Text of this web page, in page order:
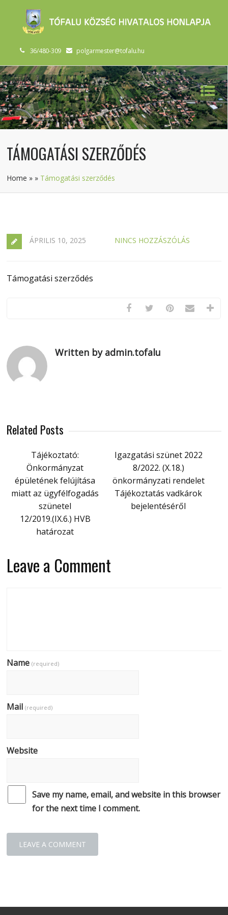
36/480-309 polgarmester@tofalu.hu
TÁMOGATÁSI SZERZŐDÉS
Home » » Támogatási szerződés
ÁPRILIS 10, 2025 NINCS HOZZÁSZÓLÁS
Támogatási szerződés
Written by admin.tofalu
Related Posts
Tájékoztató:
Önkormányzat
épületének felújítása
miatt az ügyfélfogadás
szünetel
Igazgatási szünet 2022
8/2022. (X.18.)
önkormányzati rendelet
Tájékoztatás vadkárok
bejelentéséről
12/2019.(IX.6.) HVB
határozat
Leave a Comment
Name(required)
Mail(required)
Website
Save my name, email, and website in this browser
for the next time I comment.